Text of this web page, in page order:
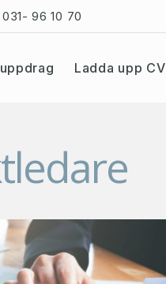
031- 96 10 70
Ladda upp CV